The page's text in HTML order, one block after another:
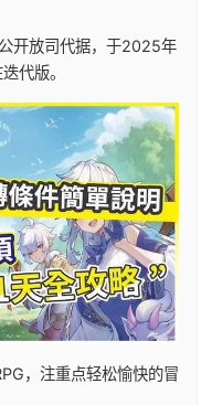
开放司代据，于2025年
代版。
，注重点轻松愉快的冒